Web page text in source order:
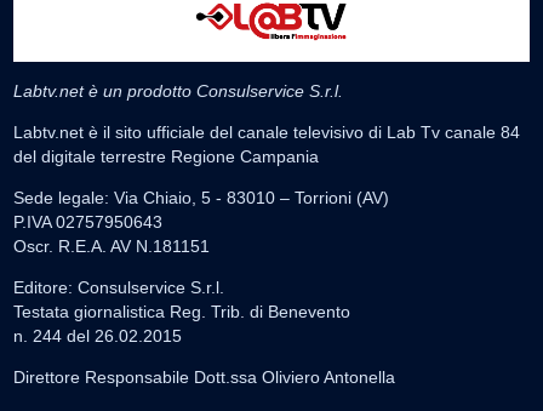
Labtv.net è un prodotto Consulservice S.r.l.
Labtv.net è il sito ufficiale del canale televisivo di Lab Tv canale 84
del digitale terrestre Regione Campania
Sede legale: Via Chiaio, 5 - 83010 – Torrioni (AV)
P.IVA 02757950643
Oscr. R.E.A. AV N.181151
Editore: Consulservice S.r.l.
Testata giornalistica Reg. Trib. di Benevento
n. 244 del 26.02.2015
Direttore Responsabile Dott.ssa Oliviero Antonella